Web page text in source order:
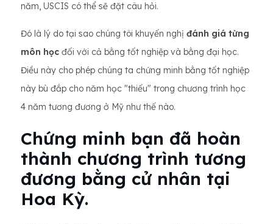
năm, USCIS có thể sẽ đặt câu hỏi.
Đó là lý do tại sao chúng tôi khuyến nghị đánh giá từng
môn học đối với cả bằng tốt nghiệp và bằng đại học.
Điều này cho phép chúng ta chứng minh bằng tốt nghiệp
này bù đắp cho năm học "thiếu" trong chương trình học
4 năm tương đương ở Mỹ như thế nào.
Chứng minh bạn đã hoàn
thành chương trình tương
đương bằng cử nhân tại
Hoa Kỳ.